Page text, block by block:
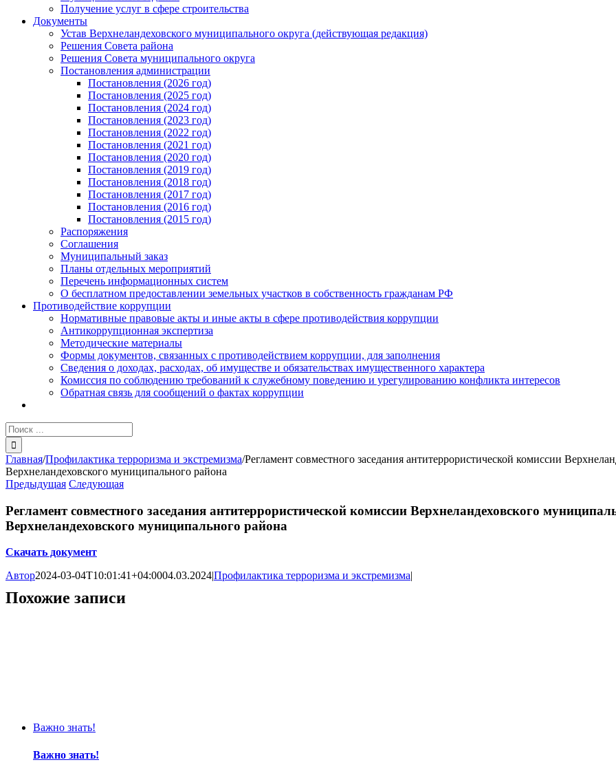
Получение услуг в сфере строительства
Документы
Устав Верхнеландеховского муниципального округа (действующая редакция)
Решения Совета района
Решения Совета муниципального округа
Постановления администрации
Постановления (2026 год)
Постановления (2025 год)
Постановления (2024 год)
Постановления (2023 год)
Постановления (2022 год)
Постановления (2021 год)
Постановления (2020 год)
Постановления (2019 год)
Постановления (2018 год)
Постановления (2017 год)
Постановления (2016 год)
Постановления (2015 год)
Распоряжения
Соглашения
Муниципальный заказ
Планы отдельных мероприятий
Перечень информационных систем
О бесплатном предоставлении земельных участков в собственность гражданам РФ
Противодействие коррупции
Нормативные правовые акты и иные акты в сфере противодействия коррупции
Антикоррупционная экспертиза
Методические материалы
Формы документов, связанных с противодействием коррупции, для заполнения
Сведения о доходах, расходах, об имуществе и обязательствах имущественного характера
Комиссия по соблюдению требований к служебному поведению и урегулированию конфликта интересов
Обратная связь для сообщений о фактах коррупции
Результат
поиска:
Главная/Профилактика терроризма и экстремизма/Регламент совместного заседания антитеррористической комиссии
Верхнеландеховского муниципального района
Предыдущая Следующая
Регламент совместного заседания антитеррористической комиссии Верхнеландеховского
Верхнеландеховского муниципального района
Скачать документ
Автор2024-03-04T10:01:41+04:0004.03.2024|Профилактика терроризма и экстремизма|
Похожие записи
Важно знать!
Важно знать!